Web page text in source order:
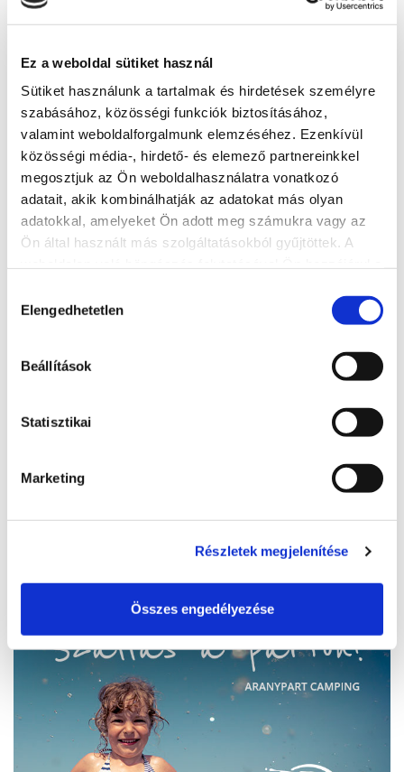
Ez a weboldal sütiket használ
Sütiket használunk a tartalmak és hirdetések személyre
szabásához, közösségi funkciók biztosításához,
valamint weboldalforgalmunk elemzéséhez. Ezenkívül
közösségi média-, hirdető- és elemező partnereinkkel
megosztjuk az Ön weboldalhasználatra vonatkozó
adatait, akik kombinálhatják az adatokat más olyan
adatokkal, amelyeket Ön adott meg számukra vagy az
Ön által használt más szolgáltatásokból gyűjtöttek. A
kiválasztása
Elengedhetetlen
Beállítások
Statisztikai
Marketing
Részletek megjelenítése
Összes engedélyezése
Weitere Unterkünfte
+36 84 501 400
https://www.hotelazur.hu/